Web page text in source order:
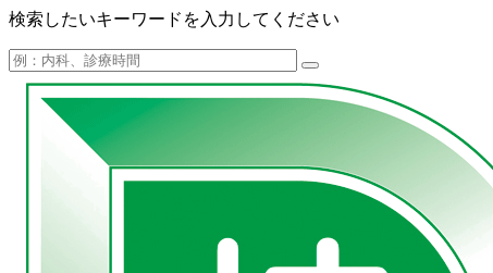
検索したいキーワードを入力してください